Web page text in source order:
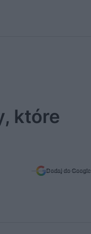
które
Dodaj do Google